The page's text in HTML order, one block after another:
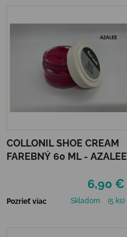
COLLONIL SHOE CREAM
FAREBNÝ 60 ML - AZALEE
6,90 €
Pozrieť viac Skladom (5 ks)